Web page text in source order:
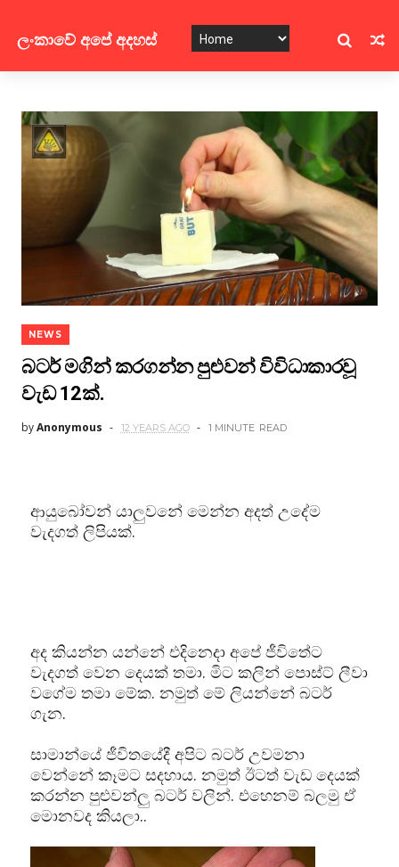
ලංකාවේ අපේ අදහස්
NEWS
බටර් මගින් කරගන්න පුළුවන් විවිධාකාරවූ
වැඩ 12ක්.
byAnonymous 12 YEARS AGO 1 MINUTE READ
ආයුබෝවන් යාලුවනේ මෙන්න අදත් උදේම
වැදගත් ලිපියක්.
අද කියන්න යන්නේ එදිනෙදා අපේ ජීවිතේට
වැදගත් වෙන දෙයක් තමා. මිට කලින් පොස්ට් ලීවා
වගේම තමා මේක. නමුත් මේ ලියන්නේ බටර්
ගැන.
සාමාන්යේ ජීවිතයේදී අපිට බටර් උවමනා
වෙන්නේ කෑමට සදහාය. නමුත් ඊටත් වැඩ දෙයක්
කරන්න පුළුවන්ලු බටර් වලින්. එහෙනම් බලමු ඒ
මොනවද කියලා..